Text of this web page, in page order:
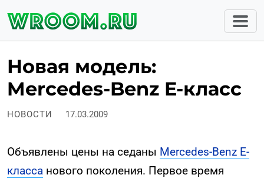
Новая модель:
Mercedes-Benz E-класс
НОВОСТИ 17.03.2009
Объявлены цены на седаны Mercedes-Benz E-
класса нового поколения. Первое время